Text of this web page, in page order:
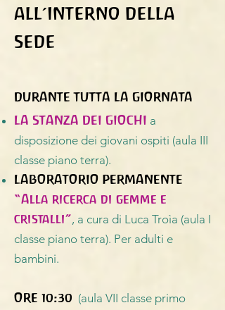
ALL’INTERNO DELLA
SEDE
DURANTE TUTTA LA GIORNATA
LA STANZA DEI GIOCHI a
disposizione dei giovani ospiti (aula III
classe piano terra).
LABORATORIO PERMANENTE
“Alla ricerca di gemme e
cristalli”, a cura di Luca Troìa (aula I
classe piano terra). Per adulti e
bambini.
ORE 10:30 (aula VII classe primo